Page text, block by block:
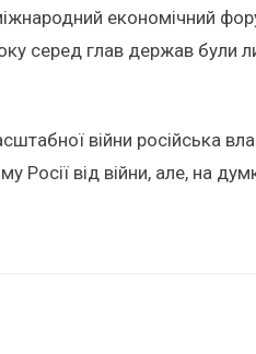
економічний
серед глав держав були
війни російська
Росії від війни, але, на